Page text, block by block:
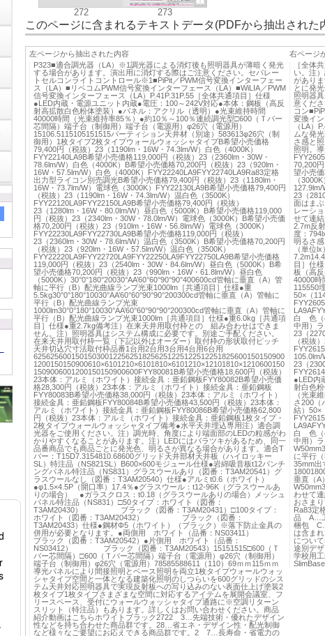
272 273
このページに含まれるテキストデータ(PDFから抽出された
左ページから抽出された内容
P323■適合調光器（LA）※1調光器による消灯後も照明器具が薄暗く発光
する場合があります。演出用に消灯する際はご注意ください。セパレー
トセルコンライトコントロール※1■PiPit／PWM信号変換インターフェー
ス（LA）■リベコムPWM信号変換インターフェース（LA）■WiLIA／PWM
信号変換インターフェース（LA）P.41P.31P.55［全体共通項目］仕様
●LED内蔵・電源ユニット内蔵●電圧：100～242V対応●本体：鋼板（高反
射高拡散白色粉体塗装）●パネル：アクリル（透明）●光束維持時間
40000時間（光束維持率85％）●約10％～100％連続調光型□600（Ｔバー
芯間隔）端子台（制御用）端子台（電源用）φ26穴（電源用）
15106.5115105151515パーティション天井材（別途）583613φ26穴（制
御用）1枚タイプ2枚タイプウォールウォッシャタイプB希望小売価格
79,400円（税抜）23（1190lm・16W・74.3lm/W）白色（4000K）
FYY22140LA9B希望小売価格119,000円（税抜）23（2360lm・30W・
78.6lm/W）白色（4000K）B希望小売価格70,200円（税抜）23（920lm・
16W・57.5lm/W）白色（4000K）FYY22240LA9FYY22740LA9Ra83定格
出力型ライコン別売調光B希望小売価格79,400円（税抜）23（1180lm・
16W・73.7lm/W）電球色（3000K）FYY22130LA9B希望小売価格79,400円
（税抜）23（1190lm・16W・74.3lm/W）温白色（3500K）
FYY22120LA9FYY22150LA9B希望小売価格79,400円（税抜）
23（1280lm・16W・80.0lm/W）昼白色（5000K）B希望小売価格119,000
円（税抜）23（2340lm・30W・78.0lm/W）電球色（3000K）B希望小売価
格70,200円（税抜）23（910lm・16W・56.8lm/W）電球色（3000K）
FYY22230LA9FYY22730LA9B希望小売価格119,000円（税抜）
23（2360lm・30W・78.6lm/W）温白色（3500K）B希望小売価格70,200円
（税抜）23（920lm・16W・57.5lm/W）温白色（3500K）
FYY22220LA9FYY22720LA9FYY22250LA9FYY22750LA9B希望小売価格
119,000円（税抜）23（2540lm・30W・84.6lm/W）昼白色（5000K）B希
望小売価格70,200円（税抜）23（990lm・16W・61.8lm/W）昼白色
（5000K）30°0°180°20030°AA’60°60°90°90°400600cd管軸に垂直（A）管
軸に平行（B）配光曲線ランプ光束1000lm［共通項目］仕様●重
5.5kg30°0°180°10030°AA’60°60°90°90°200300cd管軸に垂直（A）管軸に
平行（B）配光曲線ランプ光束
1000lm30°0°180°10030°AA’60°60°90°90°200300cd管軸に垂直（A）管軸に
平行（B）配光曲線ランプ光束1000lm［共通項目］仕様●重6.0kg［共通項
目］仕様●重2.7kg備考注）在来天井用取付枠との 組み合わせはできま
せん。注）照明器具はシステム構成に必要です。別途ご手配ください。
在来天井用取付枠一覧（下記以外はオーダー）取付枠の形状取付ピッチ
天井切込穴寸法取付枠品番1台用2台用3台用4台用6台用
625625600150150300122562518256251225122512251825600150150900
1200150150900610×6101210×6101810×6101210×12101810×1210600150
1509006001200150150900600FYY80081B希望小売価格18,600円（税抜）
23本体：アルミ（ホワイト）接続金具：亜鉛鋼板FYY80082B希望小売価
格28,300円（税抜）23本体：アルミ（ホワイト）接続金具：亜鉛鋼板
FYY80083B希望小売価格38,000円（税抜）23本体：アルミ（ホワイト）
接続金具：亜鉛鋼板FYY80084B希望小売価格43,500円（税抜）23本体：
アルミ（ホワイト）接続金具：亜鉛鋼板FYY80086B希望小売価格62,800
円（税抜）23本体：アルミ（ホワイト）接続金具：亜鉛鋼板1枚タイプ・
2枚タイプウォールウォッシャタイプ備考●水平天井埋込専用注）適合調
光器をご使用ください。注）調光時、角度により端面部のLEDの粒感がわ
かりやすくなることがあります。注）LEDにはバラツキがあるため、同一
品番商品でも商品ごとに発光色、明るさが異なる場合があります。適合T
バー：T15D7.3154810.68600グリッド天井部材天井板（ハイロッキー
SL）特注品（NS821SL）B600×600モジュール仕様●岩綿吸音板t12パンチ
ングパネル特注品（NS831）グラスウールあり（図番：T3AM20541）グ
ラスウールなし（図番：T3AM20540）仕様●アルミt0.6（ホワイト）
●φ1.5×4.5P（開口率）17.4％●グラスウール：t12-96K（グラスウールあ
りの場合） ●ガラスクロス：t0.18（グラスウールありの場合）メッシュ
パネル特注品（NS831）□50タイプ：ホワイト（図番：
T3AM20430） ブラック（図番：T3AM20431）□100タイプ：
ホワイト（図番：T3AM20432） ブラック（図番：
T3AM20433）仕様●鋼材Φ5（ホワイト）（ブラック）※落下防止金具の
併用が必要となります。●両側用 ホワイト（品番：NS03411）
ブラック（図番：T3AM20542）●片側用 ホワイト（品番：
NS03412） ブラック（図番：T3AM20543）15151515□600（Ｔ
バー芯間隔）□600（Ｔバー芯間隔）端子台（電源用）φ26穴（制御用）
端子台（制御用）φ26穴（電源用）78585588611（110）69ｍｍ115ｍｍ
導光パネルにより間接照明とベース照明を両立1枚タイプウォールウォッ
シャタイプ空間と一体となる建築化照明のしつらいを600グリッドのシス
テム天井対応照明器具で実現反射板への写り込みのない表面仕上げ塗装2
枚タイプ1枚タイプさまざまな空間に対応するアイテムを展開会議室、フ
リースペース、受付にウォールウォッシャタイプ通路に※空調リターン
スリット（特注品）もあります。詳しくはお問い合わせください。商品
紹介動画はこちらホワイトブラック2722 3…先端技術・優れたデザイン
性などを持ち合わせた商品群です。28…省エネ・デザイン性・配光制御
など様々なご要望にお応えできる商品群です。2 7…長寿命・省電力の
右ページ
［全体
い。注
があり
とに発
照明器
意くだ
コン
変換イ
（LA）
ムな発
さ感と
照明。
70,200
望小売
（
127.9lm/
23（
面はま
レーシ
せて連
2.7m反
度：
明るさ
（単位lx）
目］仕
板（高
40000時
115550
50×（
白 色（
中用）
23（
（税抜
105.0lm/
23（
●LED内
射白色
（光束
さ200（
結）50×
白 色（
中用）
に平行
35mm出
垂直（A
わせて
おさま
Ra83定
品 A…工
梱包 C…
は含ま
につい
途別デ
学校用